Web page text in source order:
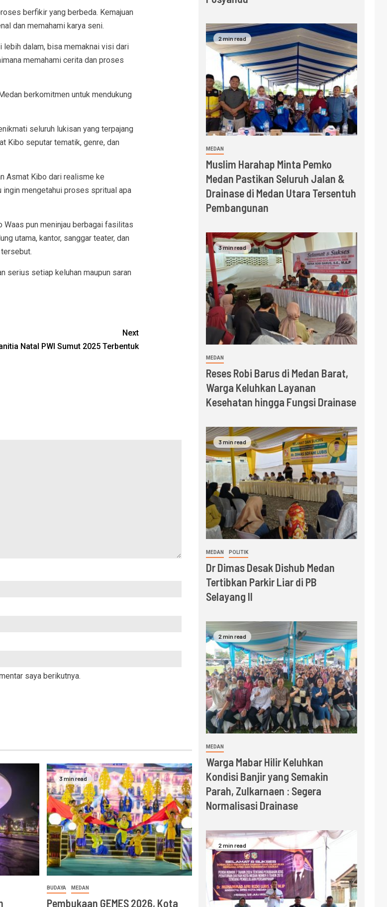
berfikir yang berbeda. Kemajuan
dan memahami karya seni.
lebih dalam, bisa memaknai visi dari
memahami cerita dan proses
berkomitmen untuk mendukung
seluruh lukisan yang terpajang
Kibo seputar tematik, genre, dan
Asmat Kibo dari realisme ke
mengetahui proses spritual apa
Waas pun meninjau berbagai fasilitas
utama, kantor, sanggar teater, dan
serius setiap keluhan maupun saran
Next
Natal PWI Sumut 2025 Terbentuk
saya berikutnya.
3 min read
BUDAYA MEDAN
Pembukaan GEMES 2026, Kota
2 min read
MEDAN
Muslim Harahap Minta Pemko
Medan Pastikan Seluruh Jalan &
Drainase di Medan Utara Tersentuh
Pembangunan
3 min read
MEDAN
Reses Robi Barus di Medan Barat,
Warga Keluhkan Layanan
Kesehatan hingga Fungsi Drainase
3 min read
MEDAN POLITIK
Dr Dimas Desak Dishub Medan
Tertibkan Parkir Liar di PB
Selayang II
2 min read
MEDAN
Warga Mabar Hilir Keluhkan
Kondisi Banjir yang Semakin
Parah, Zulkarnaen : Segera
Normalisasi Drainase
2 min read